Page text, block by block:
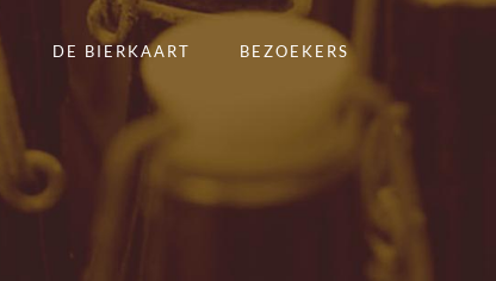
DE BIERKAART BEZOEKERS